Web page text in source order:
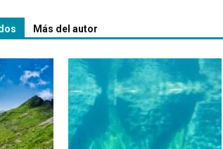
Más del autor